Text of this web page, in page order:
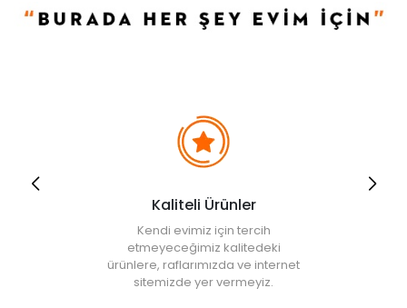
Kaliteli Ürünler
Kendi evimiz için tercih
etmeyeceğimiz kalitedeki
ürünlere, raflarımızda ve internet
sitemizde yer vermeyiz.